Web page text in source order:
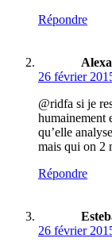
Répondre
26 février
@ridfa si je
humainement
qu’elle
mais qui on 2
Répondre
26 février